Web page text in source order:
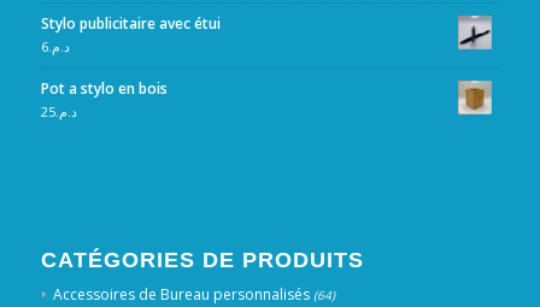
Stylo publicitaire avec étui
د.م.6
Pot a stylo en bois
د.م.25
CATÉGORIES DE PRODUITS
Accessoires de Bureau personnalisés (64)